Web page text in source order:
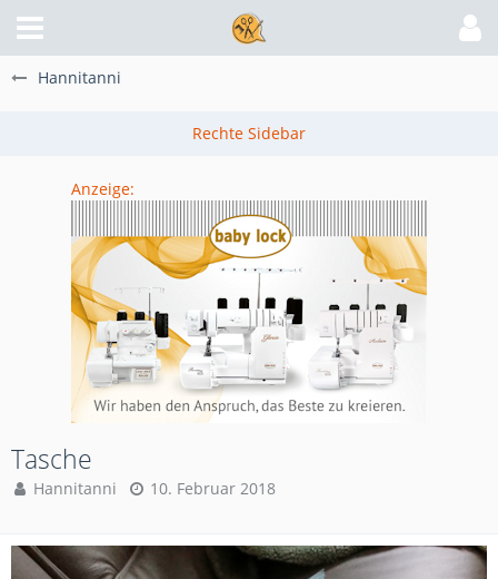
Hannitanni
Anzeige:
Tasche
Hannitanni 10. Februar 2018